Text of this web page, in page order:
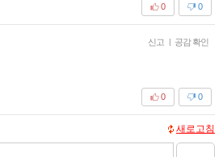
0
0
신고 | 공감 확인
0
0
새로고침